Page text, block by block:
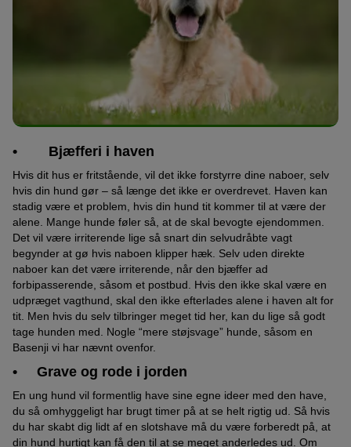
• Bjæfferi i haven
Hvis dit hus er fritstående, vil det ikke forstyrre dine naboer, selv
hvis din hund gør – så længe det ikke er overdrevet. Haven kan
stadig være et problem, hvis din hund tit kommer til at være der
alene. Mange hunde føler så, at de skal bevogte ejendommen.
Det vil være irriterende lige så snart din selvudråbte vagt
begynder at gø hvis naboen klipper hæk. Selv uden direkte
naboer kan det være irriterende, når den bjæffer ad
forbipasserende, såsom et postbud. Hvis den ikke skal være en
udpræget vagthund, skal den ikke efterlades alene i haven alt for
tit. Men hvis du selv tilbringer meget tid her, kan du lige så godt
tage hunden med. Nogle “mere støjsvage” hunde, såsom en
Basenji vi har nævnt ovenfor.
• Grave og rode i jorden
En ung hund vil formentlig have sine egne ideer med den have,
du så omhyggeligt har brugt timer på at se helt rigtig ud. Så hvis
du har skabt dig lidt af en slotshave må du være forberedt på, at
din hund hurtigt kan få den til at se meget anderledes ud. Om